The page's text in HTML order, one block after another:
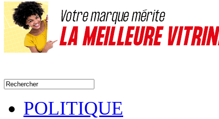
POLITIQUE